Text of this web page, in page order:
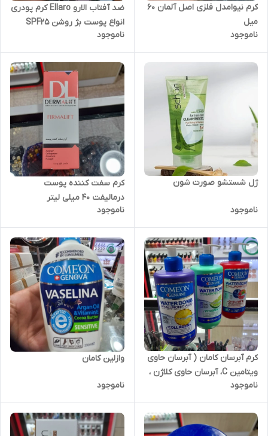
کرم نیوامدل فلزی اصل آلمان 60
میل
ناموجود
ضد آفتاب الارو Ellaro کرم پودری
انواع پوست بژ روشن SPF25
ناموجود
ژل شستشو صورت شون
ناموجود
کرم سفت کننده پوست
درمالیفت 40 میلی لیتر
ناموجود
کرم آبرسان کامان ( آبرسان حاوی
ویتامین C، آبرسان حاوی کلاژن ،
آبرسان حاوی هیالورونیک اسید
Q10 و ویتامین E )
ناموجود
وازلین کامان
ناموجود